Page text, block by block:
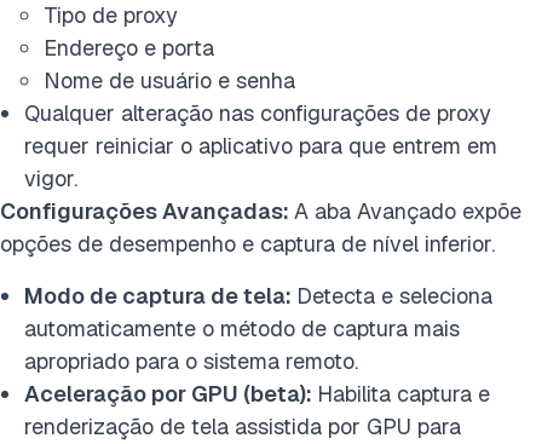
Tipo de proxy
Endereço e porta
Nome de usuário e senha
Qualquer alteração nas configurações de proxy
requer reiniciar o aplicativo para que entrem em
vigor.
Configurações Avançadas: A aba Avançado expõe
opções de desempenho e captura de nível inferior.
Modo de captura de tela: Detecta e seleciona
automaticamente o método de captura mais
apropriado para o sistema remoto.
Aceleração por GPU (beta): Habilita captura e
renderização de tela assistida por GPU para